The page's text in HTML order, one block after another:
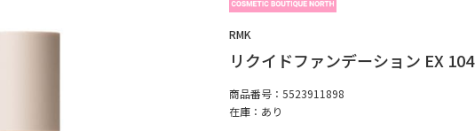
RMK
リクイドファンデーション EX 104
商品番号：5523911898
在庫： あり